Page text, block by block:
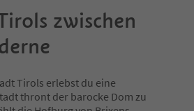
zwischen
Tirols erlebst du eine
thront der barocke Dom zu